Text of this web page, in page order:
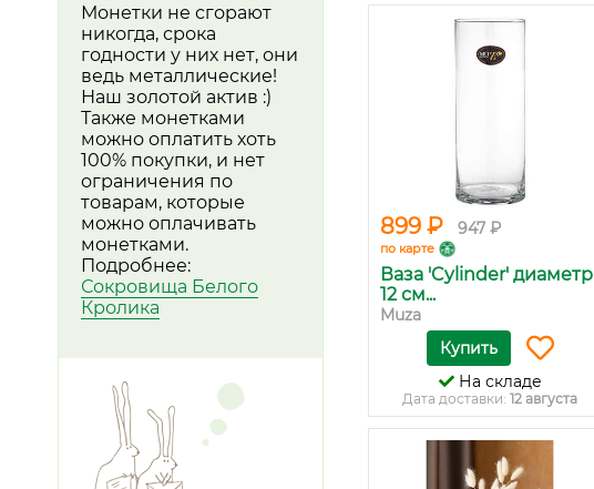
Монетки не сгорают
никогда, срока
годности у них нет, они
ведь металлические!
Наш золотой актив :)
Также монетками
можно оплатить хоть
100% покупки, и нет
ограничения по
товарам, которые
можно оплачивать
монетками.
Подробнее:
Сокровища Белого
Кролика
899 ₽ 947 ₽
по карте
Ваза 'Cylinder' диаметр
12 см...
Muza
Купить
На складе
Дата доставки: 12 августа